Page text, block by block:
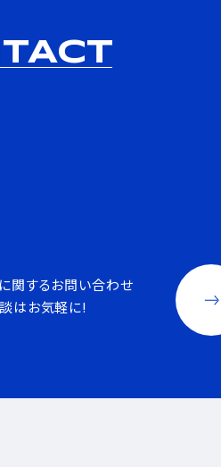
関するお問い合わせ
はお気軽に!